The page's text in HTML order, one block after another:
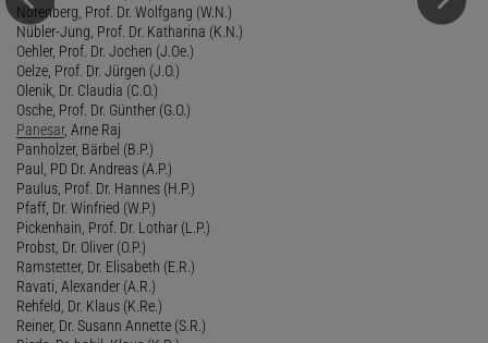
Nörenberg, Prof. Dr. Wolfgang (W.N.)
Nübler-Jung, Prof. Dr. Katharina (K.N.)
Oehler, Prof. Dr. Jochen (J.Oe.)
Oelze, Prof. Dr. Jürgen (J.O.)
Olenik, Dr. Claudia (C.O.)
Osche, Prof. Dr. Günther (G.O.)
Panesar, Arne Raj
Panholzer, Bärbel (B.P.)
Paul, PD Dr. Andreas (A.P.)
Paulus, Prof. Dr. Hannes (H.P.)
Pfaff, Dr. Winfried (W.P.)
Pickenhain, Prof. Dr. Lothar (L.P.)
Probst, Dr. Oliver (O.P.)
Ramstetter, Dr. Elisabeth (E.R.)
Ravati, Alexander (A.R.)
Rehfeld, Dr. Klaus (K.Re.)
Reiner, Dr. Susann Annette (S.R.)